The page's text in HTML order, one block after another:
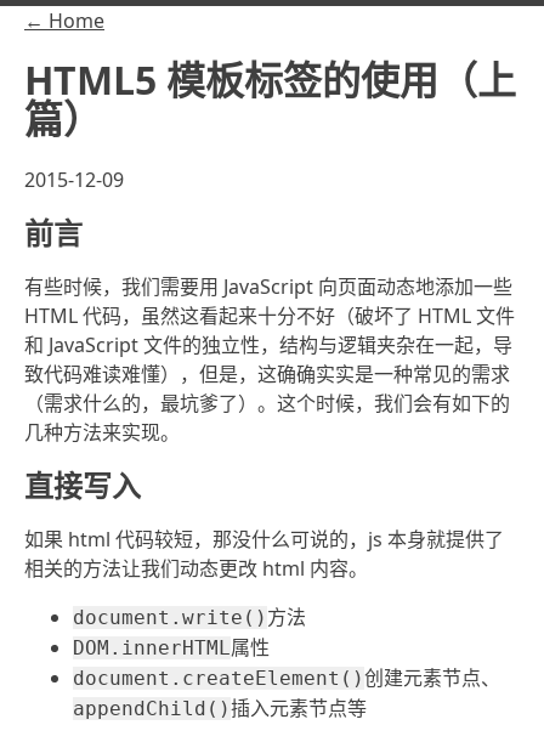
← Home
HTML5 模板标签的使用（上
篇）
2015-12-09
前言
有些时候，我们需要用 JavaScript 向页面动态地添加一些
HTML 代码，虽然这看起来十分不好（破坏了 HTML 文件
和 JavaScript 文件的独立性，结构与逻辑夹杂在一起，导
致代码难读难懂），但是，这确确实实是一种常见的需求
（需求什么的，最坑爹了）。这个时候，我们会有如下的
几种方法来实现。
直接写入
如果 html 代码较短，那没什么可说的，js 本身就提供了
相关的方法让我们动态更改 html 内容。
document.write() 方法
DOM.innerHTML 属性
document.createElement()创建元素节点、
appendChild()插入元素节点等